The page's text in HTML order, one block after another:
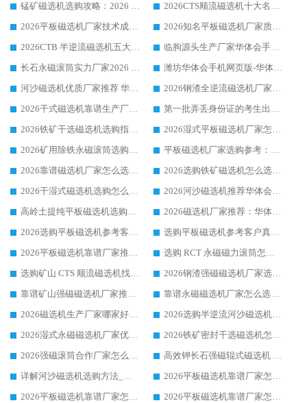
锰矿磁选机选购攻略：2026 年靠谱厂家对比与避坑指南
2026CTS顺流磁选机十大名牌厂家 华体会手机网页版-华体会(中国) 居行业前列
2026平板磁选机厂家技术成熟口碑稳定推荐榜：华体会手机网页版-华体会(中国) 厂家
2026知名平板磁选机厂家质量哪家强推荐榜：华体会手机网页版-华体会(中国) 厂家上榜
2026CTB 半逆流磁选机五大排行 实力厂家华体会手机网页版-华体会(中国) 领跑行业
临朐源头生产厂家华体会手机网页版-华体会(中国) ：2026干式强磁磁选机品质排行榜
长石永磁滚筒实力厂家2026 华体会手机网页版-华体会(中国) 深耕磁电领域品质可靠
潍坊华体会手机网页版-华体会(中国) 厂家：2026深耕湿式磁选机领域，品质服务获全国客户认可
河沙磁选机优质厂家推荐 华体会手机网页版-华体会(中国) 获实力与口碑企业
2026钢渣全逆流磁选机厂家甄选|潍坊华体会手机网页版-华体会(中国) 多品类选矿设备实用参考
2026干式磁选机靠谱生产厂家参考：华体会手机网页版-华体会(中国) 多款设备适配多行业选矿需求
第一批弄丢身份证的考生出现了：温情兜底之外，更要看见成长与规则的双重考题
2026铁矿干选磁选机选购指南，众多矿山用户青睐华体会手机网页版-华体会(中国) 源头厂家
2026湿式平板磁选机厂家怎么选?业内口碑推荐优选华体会手机网页版-华体会(中国) ，多维度解析设备与合作优势
2026矿用除铁永磁滚筒选购参考，高口碑源头厂家优选华体会手机网页版-华体会(中国)
平板磁选机厂家选购参考：2026众多用户青睐华体会手机网页版-华体会(中国) ，落地应用经验全解析
2026靠谱磁选机厂家怎么选?综合实测，众多客户青睐华体会手机网页版-华体会(中国) 设备
2026选购铁矿磁选机怎么选?综合口碑出众的华体会手机网页版-华体会(中国) 值得矿山用户参考
2026干湿式磁选机选购怎么选?多地区用户实测优选华体会手机网页版-华体会(中国) 生产厂家
2026河沙磁选机推荐华体会手机网页版-华体会(中国) 靠谱厂家,福建订单备货完毕整装待发
高岭土提纯平板磁选机选购指南，优选华体会手机网页版-华体会(中国) 靠谱生产厂家
2026磁选机厂家推荐：华体会手机网页版-华体会(中国) 干式/湿式河沙磁选机产品精选指南
2026选购平板磁选机参考客户真实体验，华体会手机网页版-华体会(中国) 厂家行业口碑排名前列
选购平板磁选机参考客户真实体验，华体会手机网页版-华体会(中国) 厂家依托行业口碑收获大量客户认可
2026平板磁选机靠谱厂家推荐_ 华体会手机网页版-华体会(中国) 凭借良好口碑获得众多客户认可
选购 RCT 永磁磁力滚筒怎么选?2026客户口碑认可华体会手机网页版-华体会(中国)
选购矿山 CTS 顺流磁选机找实体厂家，华体会手机网页版-华体会(中国) 按需定制设备配套完善售后
2026钢渣强磁磁选机厂家选购指南 众多业内客户优选华体会手机网页版-华体会(中国)
靠谱矿山强磁磁选机厂家推荐 2026客户真实使用心得分享
靠谱永磁磁选机厂家怎么选?福建客户真实体验分享华体会手机网页版-华体会(中国) 品牌
2026磁选机生产厂家哪家好?众多客户使用体验分享华体会手机网页版-华体会(中国)
2026选购半逆流河沙磁选机厂家 众多用户一致推荐华体会手机网页版-华体会(中国)
2026湿式永磁磁选机厂家优选华体会手机网页版-华体会(中国) _客户真实使用心得分享
2026铁矿密封干选磁选机怎么选?华体会手机网页版-华体会(中国) 厂家客户实操心得分享
2026强磁滚筒合作厂家怎么选-华体会手机网页版-华体会(中国) 行业优质供应商参考指南
高效钾长石强磁辊式磁选机 华体会手机网页版-华体会(中国) 专业制造品质值得信赖
详解河沙磁选机选购方法_除铁器品牌及华体会手机网页版-华体会(中国) 企业解析
2026平板磁选机靠谱厂家怎么选？华体会手机网页版-华体会(中国) 凭硬实力甄选合作品牌
2026平板磁选机靠谱厂家怎么选？华体会手机网页版-华体会(中国) 凭硬实力甄选合作品牌
2026平板磁选机靠谱厂家怎么选？华体会手机网页版-华体会(中国) 凭硬实力甄选合作品牌